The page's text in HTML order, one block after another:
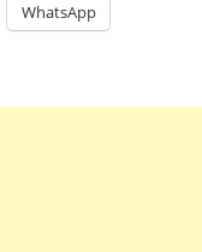
WhatsApp